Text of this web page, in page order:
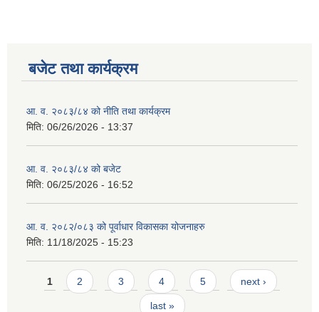
बजेट तथा कार्यक्रम
आ. व. २०८३/८४ को नीति तथा कार्यक्रम
मिति: 06/26/2026 - 13:37
आ. व. २०८३/८४ को बजेट
मिति: 06/25/2026 - 16:52
आ. व. २०८२/०८३ को पूर्वाधार विकासका योजनाहरु
मिति: 11/18/2025 - 15:23
Pages
1 2 3 4 5 next ›
last »